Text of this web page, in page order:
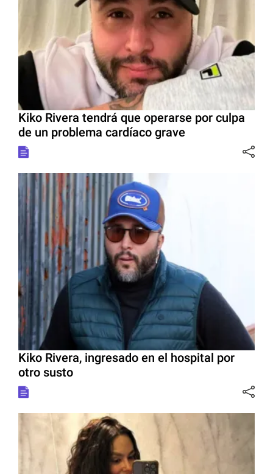
Kiko Rivera tendrá que operarse por culpa
de un problema cardíaco grave
Kiko Rivera, ingresado en el hospital por
otro susto